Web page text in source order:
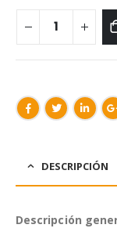
DESCRIPCIÓN
Descripción